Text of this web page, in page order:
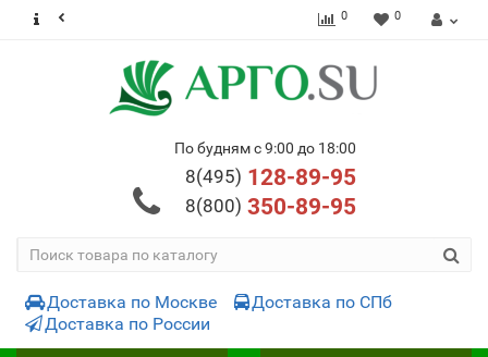
0 0
По будням с 9:00 до 18:00
8(495) 128-89-95
8(800) 350-89-95
Доставка по Москве
Доставка по СПб
Доставка по России